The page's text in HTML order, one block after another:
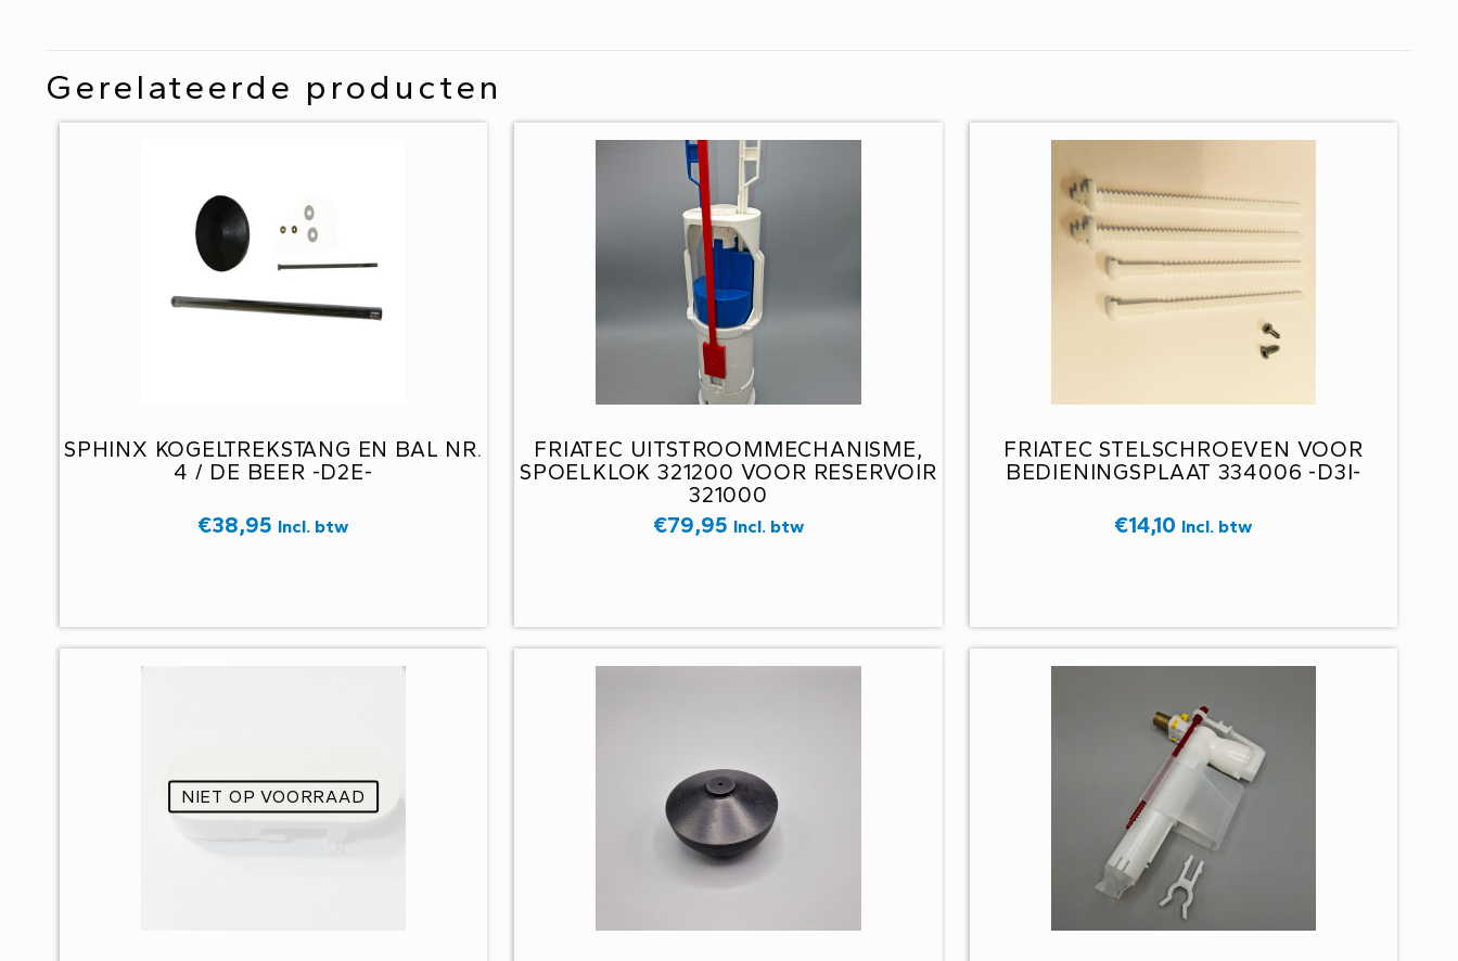
Gerelateerde producten
SPHINX KOGELTREKSTANG EN BAL NR.
4 / DE BEER -D2E-
€38,95 Incl. btw
FRIATEC UITSTROOMMECHANISME,
SPOELKLOK 321200 VOOR RESERVOIR
321000
€79,95 Incl. btw
FRIATEC STELSCHROEVEN VOOR
BEDIENINGSPLAAT 334006 -D3I-
€14,10 Incl. btw
NIET OP VOORRAAD